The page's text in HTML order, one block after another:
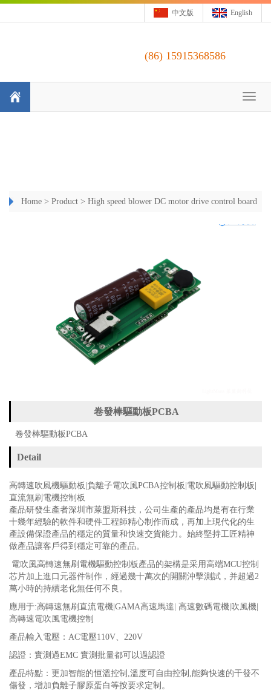
English
中文版
(86) 15915368586
Home > Product > High speed blower DC motor drive control board
卷發棒驅動板PCBA
卷發棒驅動板PCBA
Detail
高轉速吹風機驅動板 負離子電吹風PCBA控制板| 電吹風驅動控制板
直流無刷電機控制板
產品研發生產者深圳市萊盟斯科技，公司生產的產品均是有在行業
十幾年經驗的軟件和硬件工程師精心制作而成，再加上現代化的生
產設備保證產品的穩定的質量和快速交貨能力。始終堅持工匠精神
做產品讓客戶得到穩定可靠的產品。
電吹風高轉速無刷電機驅動控制板產品的架構是采用高端MCU控制
芯片加上進口元器件制作，經過幾十萬次的開關沖擊測試，并超過2
萬小時的持續老化無任何不良。
應用于:高轉速無刷直流電機|GAMA高速馬達| 高速數碼電機|吹風機|
高轉速電吹風電機控制
產品輸入電壓： AC電壓110V、220V
認證：實測過EMC 實測批量都可以過認證
產品特點：更加智能的恒溫控制, 溫度可自由控制 能夠快速的干發不
傷發，增加負離子膠原蛋白等按要求定制。